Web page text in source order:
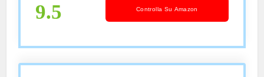
9.5 Controlla Su Amazon